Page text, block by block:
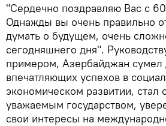
"Сердечно поздравляю Вас с
Однажды вы очень правильно
думать о будущем, очень
сегодняшнего дня".
примером, Азербайджан сумел
впечатляющих успехов в
экономическом развитии, стал
уважаемым государством,
свои интересы на